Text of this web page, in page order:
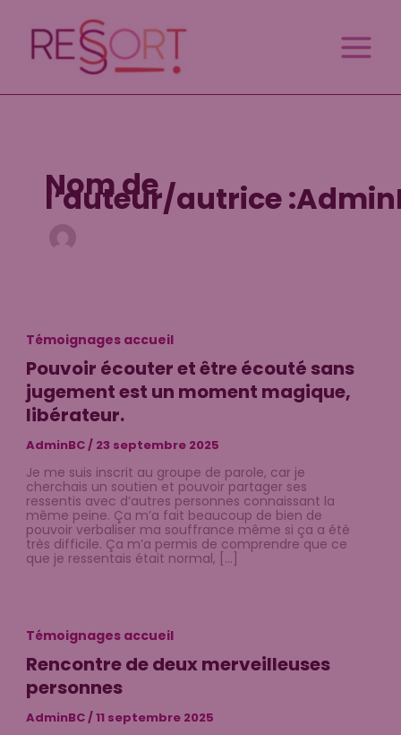
contenu
Nom de
l’auteur/autrice
Témoignages accueil
Pouvoir écouter et être écouté sans
jugement est un moment magique,
libérateur.
AdminBC/ 23 septembre 2025
Je me suis inscrit au groupe de parole, car je
cherchais un soutien et pouvoir partager ses
ressentis avec d’autres personnes connaissant la
même peine. Ça m’a fait beaucoup de bien de
pouvoir verbaliser ma souffrance même si ça a été
très difficile. Ça m’a permis de comprendre que ce
que je ressentais était normal, […]
Témoignages accueil
Rencontre de deux merveilleuses
personnes
AdminBC/11 septembre 2025